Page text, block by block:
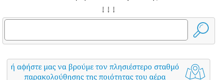
↓ ↓ ↓
ή αφήστε μας να βρούμε τον πλησιέστερο σταθμό
παρακολούθησης της ποιότητας του αέρα